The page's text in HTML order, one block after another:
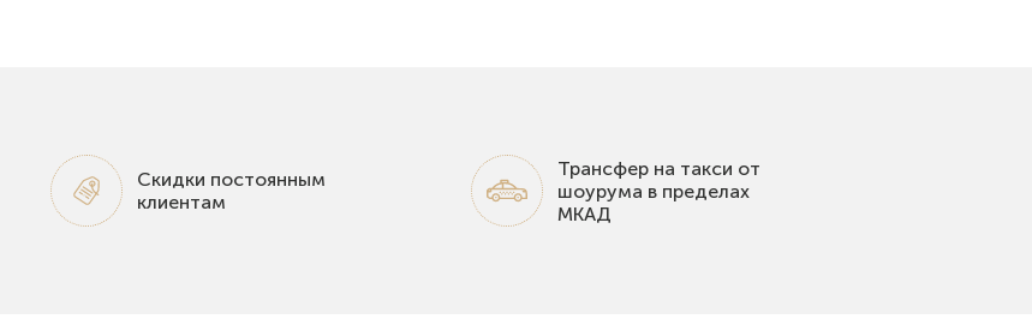
Скидки постоянным
клиентам
Трансфер на такси от
шоурума в пределах
МКАД